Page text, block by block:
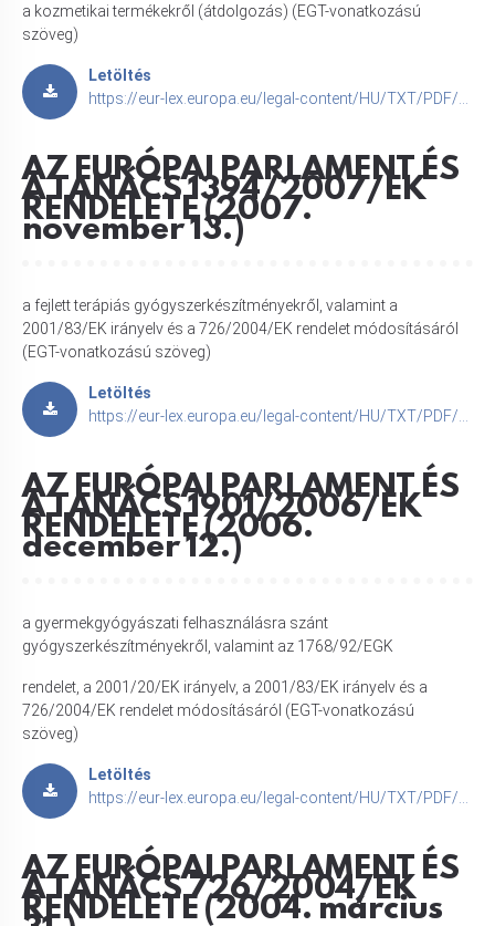
a kozmetikai termékekről (átdolgozás) (EGT-vonatkozású
szöveg)
Letöltés
https://eur-lex.europa.eu/legal-content/HU/TXT/PDF/?uri=CELEX:32009R1223
AZ EURÓPAI PARLAMENT ÉS
A TANÁCS 1394/2007/EK
RENDELETE (2007.
november 13.)
a fejlett terápiás gyógyszerkészítményekről, valamint a
2001/83/EK irányelv és a 726/2004/EK rendelet módosításáról
(EGT-vonatkozású szöveg)
Letöltés
https://eur-lex.europa.eu/legal-content/HU/TXT/PDF/?uri=CELEX:32007R1394
AZ EURÓPAI PARLAMENT ÉS
A TANÁCS 1901/2006/EK
RENDELETE (2006.
december 12.)
a gyermekgyógyászati felhasználásra szánt
gyógyszerkészítményekről, valamint az 1768/92/EGK
rendelet, a 2001/20/EK irányelv, a 2001/83/EK irányelv és a
726/2004/EK rendelet módosításáról (EGT-vonatkozású
szöveg)
Letöltés
https://eur-lex.europa.eu/legal-content/HU/TXT/PDF/?uri=CELEX:32006R1901
AZ EURÓPAI PARLAMENT ÉS
A TANÁCS 726/2004/EK
RENDELETE (2004. március